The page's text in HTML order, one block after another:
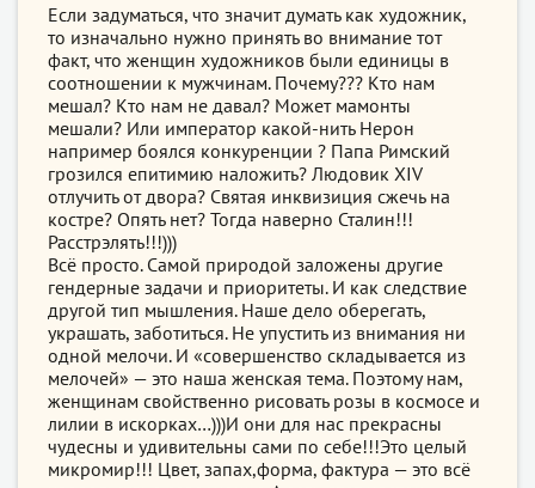
Если задуматься, что значит думать как художник,
то изначально нужно принять во внимание тот
факт, что женщин художников были единицы в
соотношении к мужчинам. Почему??? Кто нам
мешал? Кто нам не давал? Может мамонты
мешали? Или император какой-нить Нерон
например боялся конкуренции ? Папа Римский
грозился епитимию наложить? Людовик XIV
отлучить от двора? Святая инквизиция сжечь на
костре? Опять нет? Тогда наверно Сталин!!!
Расстрэлять!!!)))
Всё просто. Самой природой заложены другие
гендерные задачи и приоритеты. И как следствие
другой тип мышления. Наше дело оберегать,
украшать, заботиться. Не упустить из внимания ни
одной мелочи. И «совершенство складывается из
мелочей» — это наша женская тема. Поэтому нам,
женщинам свойственно рисовать розы в космосе и
лилии в искорках…)))И они для нас прекрасны
чудесны и удивительны сами по себе!!!Это целый
микромир!!! Цвет, запах,форма, фактура — это всё